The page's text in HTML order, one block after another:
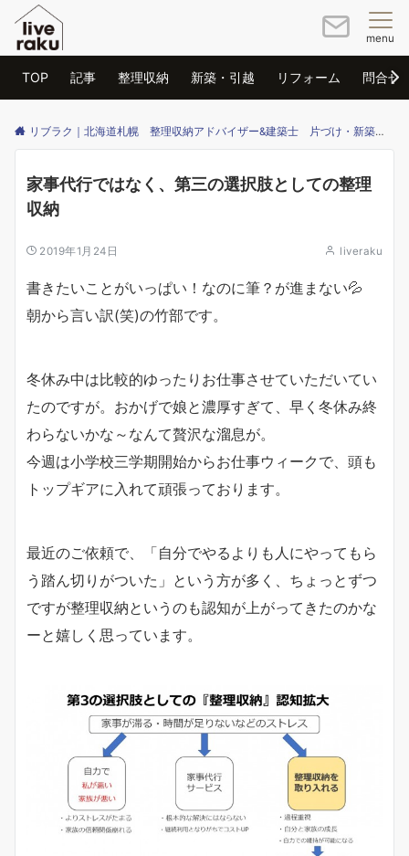
menu
TOP 記事 整理収納 新築・引越 リフォーム 問合せ
リブラク｜北海道札幌 整理収納アドバイザー&建築士 片づけ・新築・リフォームのご相談はリブラクまで
家事代行ではなく、第三の選択肢としての整理
収納
2019年1月24日 liveraku
書きたいことがいっぱい！なのに筆？が進まない💦
朝から言い訳(笑)の竹部です。
冬休み中は比較的ゆったりお仕事させていただいてい
たのですが。おかげで娘と濃厚すぎて、早く冬休み終
わらないかな～なんて贅沢な溜息が。
今週は小学校三学期開始からお仕事ウィークで、頭も
トップギアに入れて頑張っております。
最近のご依頼で、「自分でやるよりも人にやってもら
う踏ん切りがついた」という方が多く、ちょっとずつ
ですが整理収納というのも認知が上がってきたのかな
ーと嬉しく思っています。